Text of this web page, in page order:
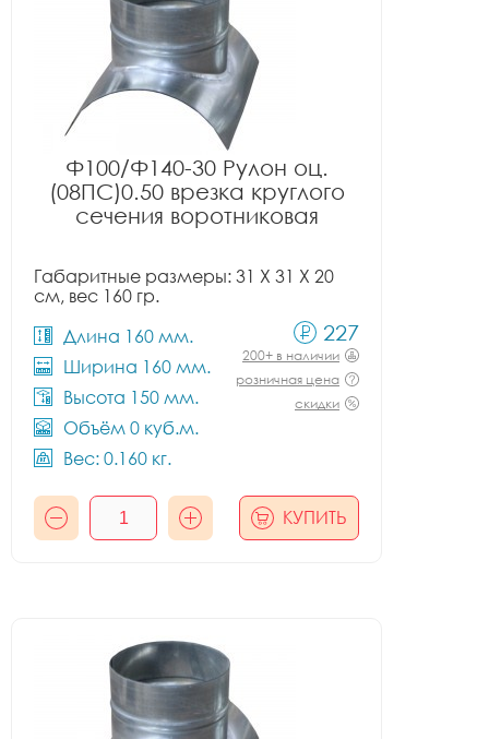
Ф100/Ф140-30 Рулон оц.
(08ПС)0.50 врезка круглого
сечения воротниковая
Габаритные размеры: 31 X 31 X 20
см, вес 160 гр.
Длина 160 мм.
Ширина 160 мм.
Высота 150 мм.
Объём 0 куб.м.
Вес: 0.160 кг.
227
200+ в наличии
розничная цена
скидки
КУПИТЬ